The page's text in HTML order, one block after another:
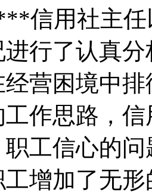
信用社主
行了认真
经营困境中
作思路，
工信心的
增加了无